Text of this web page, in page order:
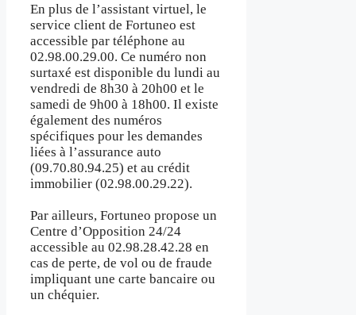
En plus de l’assistant virtuel, le
service client de Fortuneo est
accessible par téléphone au
02.98.00.29.00. Ce numéro non
surtaxé est disponible du lundi au
vendredi de 8h30 à 20h00 et le
samedi de 9h00 à 18h00. Il existe
également des numéros
spécifiques pour les demandes
liées à l’assurance auto
(09.70.80.94.25) et au crédit
immobilier (02.98.00.29.22).
Par ailleurs, Fortuneo propose un
Centre d’Opposition 24/24
accessible au 02.98.28.42.28 en
cas de perte, de vol ou de fraude
impliquant une carte bancaire ou
un chéquier.